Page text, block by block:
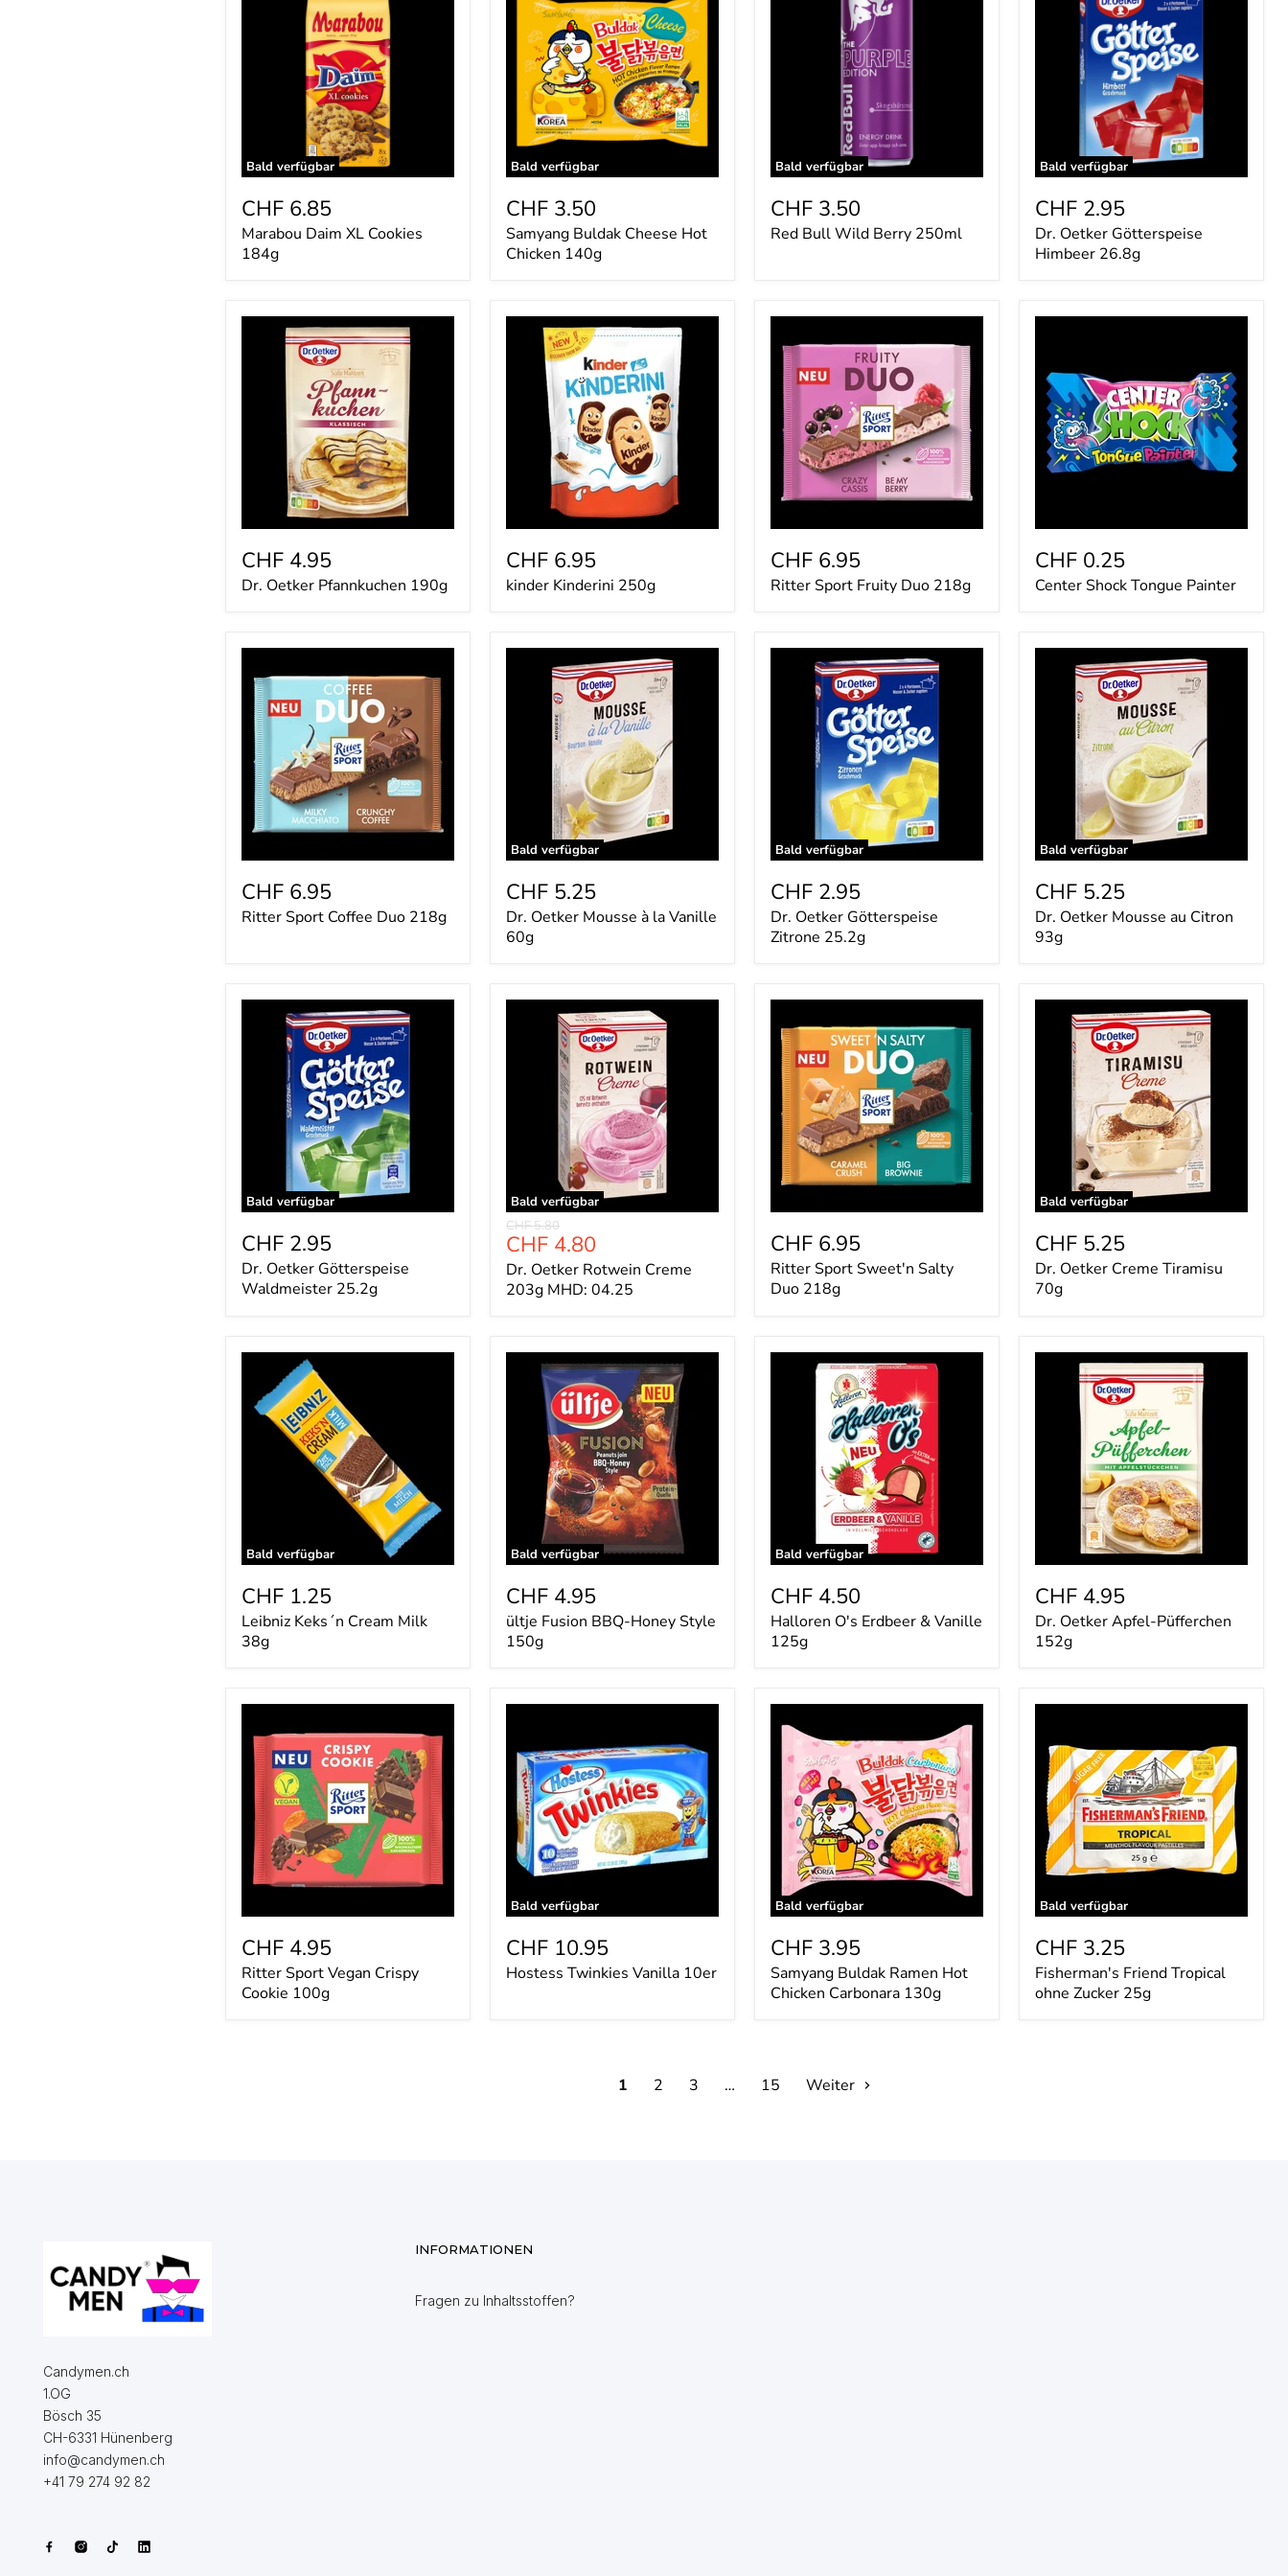
Bald verfügbar
CHF 6.85
Marabou Daim XL Cookies
184g
Bald verfügbar
Cheese
Chicken
140g
CHF 3.50
Samyang Buldak Cheese Hot
Chicken 140g
Bald verfügbar
CHF 3.50
Red Bull Wild Berry 250ml
Bald verfügbar
Götterspeise
Himbeer
CHF 2.95
Dr. Oetker Götterspeise
Himbeer 26.8g
Oetker
Pfannkuchen
CHF 4.95
Dr. Oetker Pfannkuchen 190g
kinder
Kinderini
CHF 6.95
kinder Kinderini 250g
Sport
Fruity
Duo
218g
CHF 6.95
Ritter Sport Fruity Duo 218g
Painter
CHF 0.25
Center Shock Tongue Painter
Sport
Coffee
Duo
218g
CHF 6.95
Ritter Sport Coffee Duo 218g
Bald verfügbar
Oetker
Mousse
CHF 5.25
Dr. Oetker Mousse à la Vanille
60g
Bald verfügbar
Oetker
Götterspeise
Zitrone
CHF 2.95
Dr. Oetker Götterspeise
Zitrone 25.2g
Bald verfügbar
Oetker
Mousse
CHF 5.25
Dr. Oetker Mousse au Citron
93g
Bald verfügbar
Oetker
Götterspeise
Waldmeister
CHF 2.95
Dr. Oetker Götterspeise
Waldmeister 25.2g
Bald verfügbar
Rotwein
Ursprünglicher
Preis
CHF 5.80
Aktueller
Preis
CHF 4.80
Dr. Oetker Rotwein Creme
203g MHD: 04.25
Sport
Sweet'n
Salty
Duo
218g
CHF 6.95
Ritter Sport Sweet'n Salty
Duo 218g
Bald verfügbar
Oetker
Creme
Tiramisu
CHF 5.25
Dr. Oetker Creme Tiramisu
70g
Bald verfügbar
Cream
CHF 1.25
Leibniz Keks´n Cream Milk
38g
Bald verfügbar
Fusion
BBQ-
Honey
CHF 4.95
ültje Fusion BBQ-Honey Style
150g
Bald verfügbar
Halloren
CHF 4.50
Halloren O's Erdbeer & Vanille
125g
Oetker
Püfferchen
CHF 4.95
Dr. Oetker Apfel-Püfferchen
152g
Sport
Vegan
Crispy
Cookie
100g
CHF 4.95
Ritter Sport Vegan Crispy
Cookie 100g
Bald verfügbar
Vanilla
10er
CHF 10.95
Hostess Twinkies Vanilla 10er
Bald verfügbar
Buldak
Ramen
Hot
Chicken
Carbonara
130g
CHF 3.95
Samyang Buldak Ramen Hot
Chicken Carbonara 130g
Bald verfügbar
Tropical
ohne
Zucker
25g
CHF 3.25
Fisherman's Friend Tropical
ohne Zucker 25g
1 2 3 … 15 Weiter
Candymen.ch
1.OG
Bösch 35
CH-6331 Hünenberg
info@candymen.ch
+41 79 274 92 82
INFORMATIONEN
Fragen zu Inhaltsstoffen?